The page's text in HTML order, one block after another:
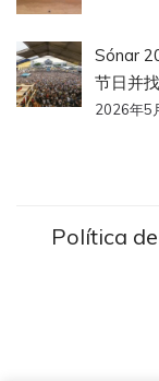
Sónar
节日并
2026年5
Política